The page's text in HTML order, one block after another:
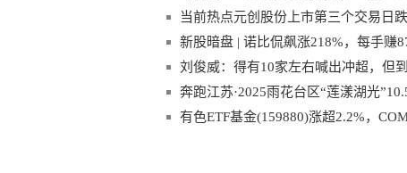
当前热点元创股份上市第三个交易日
新股暗盘 | 诺比侃飙涨218%，每手赚
刘俊威：得有10家左右喊出冲超，但
奔跑江苏·2025雨花台区“莲漾湖光
有色ETF基金(159880)涨超2.2%，